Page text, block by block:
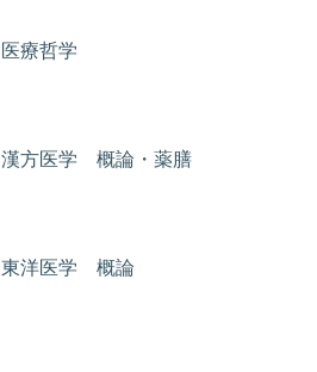
医療哲学
漢方医学 概論・薬膳
東洋医学 概論